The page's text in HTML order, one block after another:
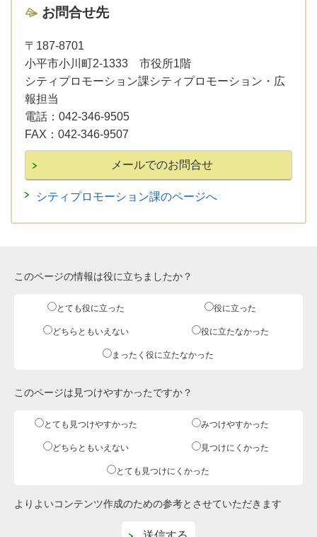
お問合せ先
〒187-8701
小平市小川町2-1333 市役所1階
シティプロモーション課シティプロモーション・広
報担当
電話： 042-346-9505
FAX： 042-346-9507
シティプロモーション課のページへ
このページの情報は役に立ちましたか？
とても役に立った 役に立った
どちらともいえない 役に立たなかった
まったく役に立たなかった
このページは見つけやすかったですか？
とても見つけやすかった みつけやすかった
どちらともいえない 見つけにくかった
とても見つけにくかった
よりよいコンテンツ作成のための参考とさせていただきます